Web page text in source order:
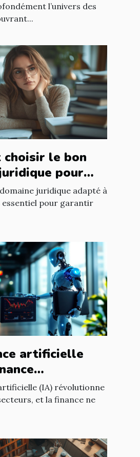
l’univers des
choisir le bon
pour
? juridique adapté à
essentiel pour garantir
artificielle
de
et
(IA) révolutionne
et la finance ne